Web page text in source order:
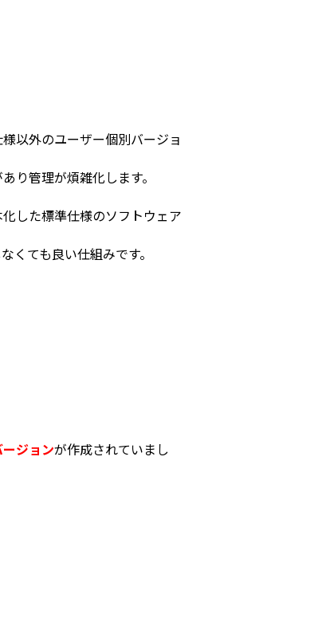
以外のユーザー個別バージョ
り管理が煩雑化します。
した標準仕様のソフトウェア
ても良い仕組みです。
ジョンが作成されていまし